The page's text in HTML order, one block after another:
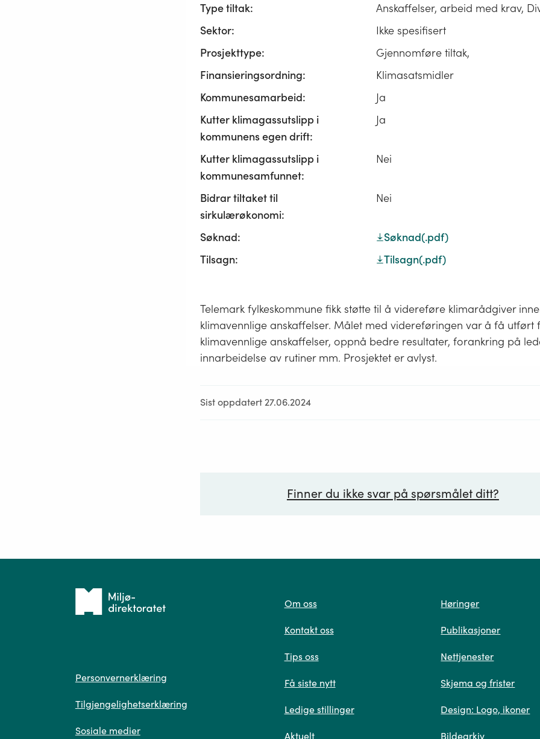
Type tiltak:
Anskaffelser, arbeid med krav,
Sektor:
Ikke spesifisert
Prosjekttype:
Gjennomføre tiltak,
Finansieringsordning:
Klimasatsmidler
Kommunesamarbeid:
Ja
Kutter klimagassutslipp i
kommunens egen drift:
Ja
Kutter klimagassutslipp i
kommunesamfunnet:
Nei
Bidrar tiltaket til
sirkulærøkonomi:
Nei
Søknad: Søknad(.pdf)
Tilsagn:
Tilsagn(.pdf)
Telemark fylkeskommune fikk støtte til å videreføre klimarådgiver
klimavennlige anskaffelser. Målet med videreføringen var å få utført
klimavennlige anskaffelser, oppnå bedre resultater, forankring på
innarbeidelse av rutiner mm. Prosjektet er avlyst.
Sist oppdatert 27.06.2024
Finner du ikke svar på spørsmålet ditt?
Spør oss
Tilbake
Personvern
Personvernerklæring
Tilgjengelighetserklæring
Sosiale medier
Om oss
Kontakt oss
Tips oss
Få siste nytt
Ledige stillinger
Aktuelt
Høringer
Publikasjoner
Nettjenester
Skjema og frister
Design: Logo, ikoner
Bildearkiv